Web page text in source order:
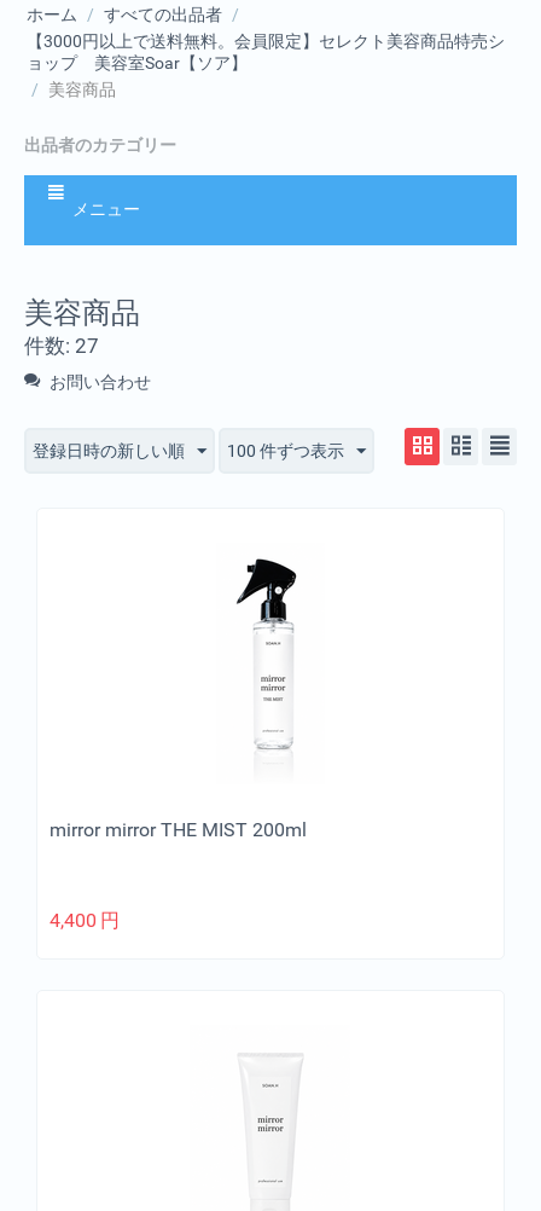
ホーム / すべての出品者 /
【3000円以上で送料無料。会員限定】セレクト美容商品特売シ
ョップ 美容室Soar【ソア】
/
美容商品
出品者のカテゴリー
メニュー
美容商品
件数: 27
お問い合わせ
登録日時の新しい順 100 件ずつ表示
mirror mirror THE MIST 200ml
4,400 円